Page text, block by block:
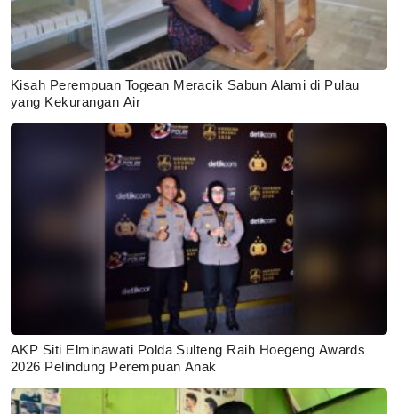
Kisah Perempuan Togean Meracik Sabun Alami di Pulau
yang Kekurangan Air
AKP Siti Elminawati Polda Sulteng Raih Hoegeng Awards
2026 Pelindung Perempuan Anak